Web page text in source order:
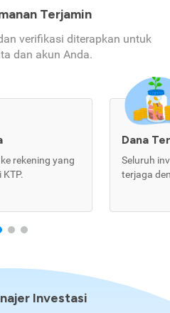
Terjamin
verifikasi diterapkan untuk
dan akun Anda.
rekening yang
Dana
Seluruh
terjaga
Investasi